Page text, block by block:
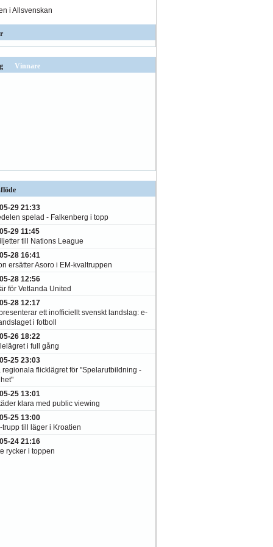
i Allsvenskan
Vinnare
29 21:33
spelad - Falkenberg i topp
29 11:45
till Nations League
28 16:41
ersätter Asoro i EM-kvaltruppen
28 12:56
för Vetlanda United
28 12:17
ett inofficiellt svenskt landslag: e-
i fotboll
26 18:22
i full gång
25 23:03
regionala flicklägret för "Spelarutbildning -
25 13:01
klara med public viewing
25 13:00
trupp till läger i Kroatien
24 21:16
rycker i toppen